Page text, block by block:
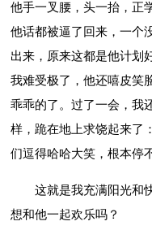
他手一叉腰，头一抬，正
他话都被逼了回来，一个
出来，原来这都是他计划
我难受极了，他还嘻皮笑
乖乖的了。过了一会，我
样，跪在地上求饶起来
们逗得哈哈大笑，根本停
这就是我充满阳光和快
想和他一起欢乐吗？